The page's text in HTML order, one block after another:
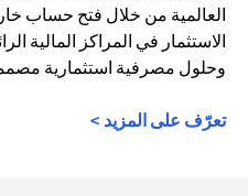
العالمية من خلال فتح
الاستثمار في المراكز المالية
وحلول مصرفية استثمارية
تعرّف على المزيد >